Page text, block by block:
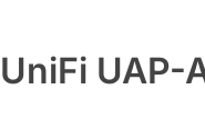
UniFi UAP-